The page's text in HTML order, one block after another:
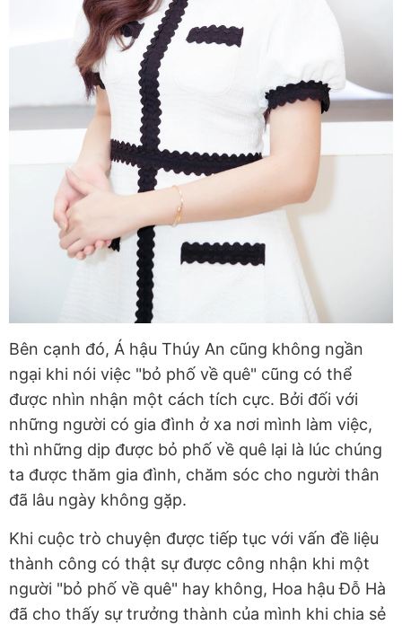
Bên cạnh đó, Á hậu Thúy An cũng không ngần
ngại khi nói việc "bỏ phố về quê" cũng có thể
được nhìn nhận một cách tích cực. Bởi đối với
những người có gia đình ở xa nơi mình làm việc,
thì những dịp được bỏ phố về quê lại là lúc chúng
ta được thăm gia đình, chăm sóc cho người thân
đã lâu ngày không gặp.
Khi cuộc trò chuyện được tiếp tục với vấn đề liệu
thành công có thật sự được công nhận khi một
người "bỏ phố về quê" hay không, Hoa hậu Đỗ Hà
đã cho thấy sự trưởng thành của mình khi chia sẻ